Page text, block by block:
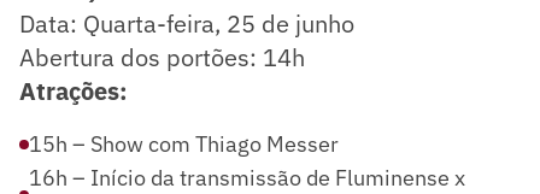
Data: Quarta-feira, 25 de junho
Abertura dos portões: 14h
Atrações:
15h – Show com Thiago Messer
16h – Início da transmissão de Fluminense x